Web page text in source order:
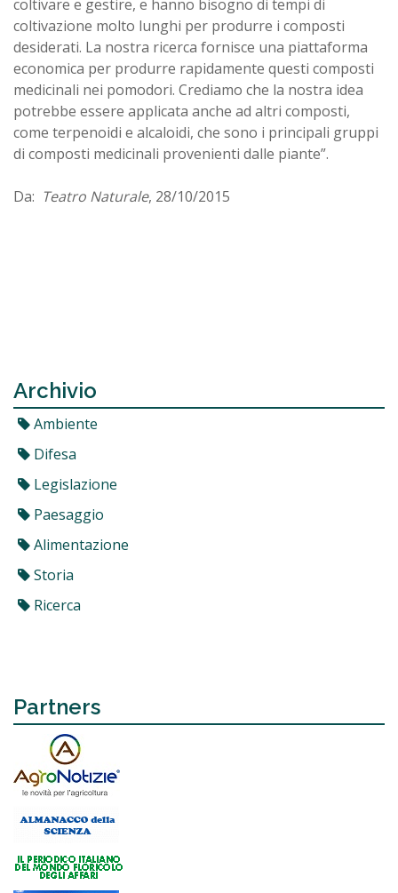
coltivare e gestire, e hanno bisogno di tempi di
coltivazione molto lunghi per produrre i composti
desiderati. La nostra ricerca fornisce una piattaforma
economica per produrre rapidamente questi composti
medicinali nei pomodori. Crediamo che la nostra idea
potrebbe essere applicata anche ad altri composti,
come terpenoidi e alcaloidi, che sono i principali gruppi
di composti medicinali provenienti dalle piante”.
Da: Teatro Naturale, 28/10/2015
Archivio
Ambiente
Difesa
Legislazione
Paesaggio
Alimentazione
Storia
Ricerca
Partners